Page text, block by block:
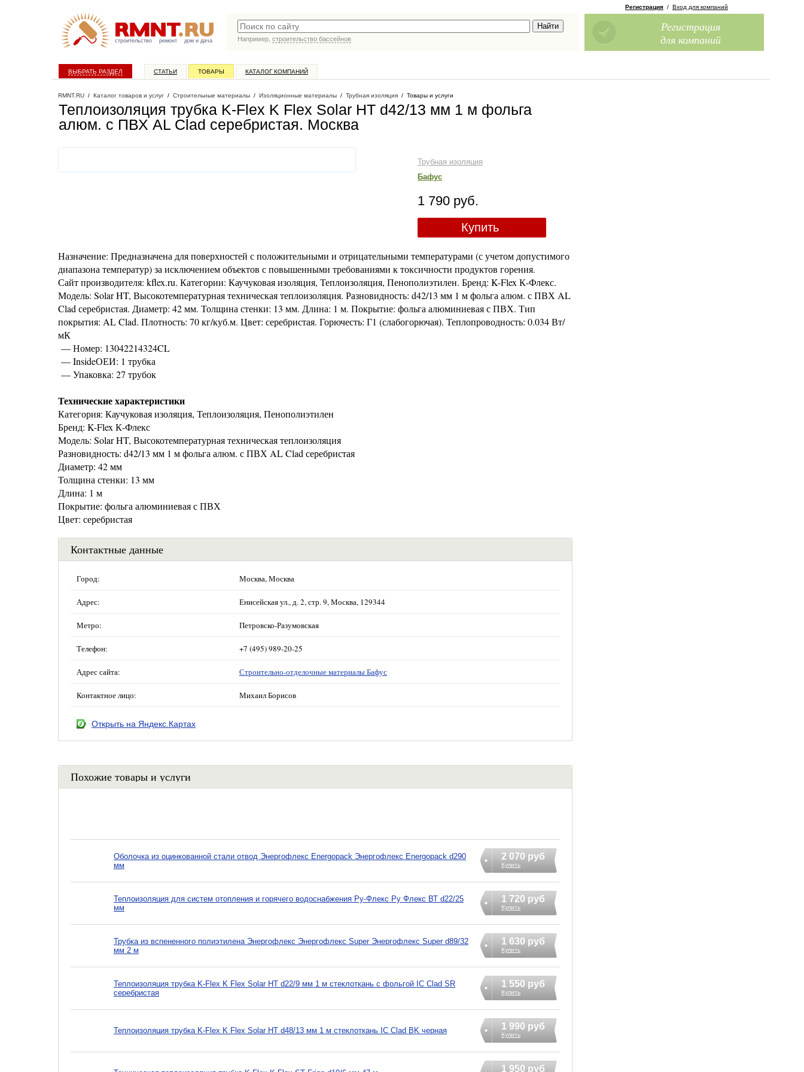
строительство ремонт дом и дача Например, строительство бассейнов
Регистрация / Вход для компаний
Регистрация
для компаний
ВЫБРАТЬ РАЗДЕЛ СТАТЬИ ТОВАРЫ КАТАЛОГ КОМПАНИЙ
RMNT.RU / Каталог товаров и услуг / Строительные материалы / Изоляционные материалы / Трубная изоляция / Товары и услуги
Теплоизоляция трубка K-Flex K Flex Solar HT d42/13 мм 1 м фольга
алюм. с ПВХ AL Clad серебристая. Москва
Трубная изоляция
Бафус
1 790 руб.
Купить
Назначение: Предназначена для поверхностей с положительными и отрицательными температурами (с учетом допустимого
диапазона температур) за исключением объектов с повышенными требованиями к токсичности продуктов горения.
Сайт производителя: kflex.ru. Категории: Каучуковая изоляция, Теплоизоляция, Пенополиэтилен. Бренд: K-Flex К-Флекс.
Модель: Solar HT, Высокотемпературная техническая теплоизоляция. Разновидность: d42/13 мм 1 м фольга алюм. с ПВХ AL
Clad серебристая. Диаметр: 42 мм. Толщина стенки: 13 мм. Длина: 1 м. Покрытие: фольга алюминиевая с ПВХ. Тип
покрытия: AL Clad. Плотность: 70 кг/куб.м. Цвет: серебристая. Горючесть: Г1 (слабогорючая). Теплопроводность: 0.034 Вт/
мК
— Номер: 13042214324CL
— InsideОЕИ: 1 трубка
— Упаковка: 27 трубок
Технические характеристики
Категория: Каучуковая изоляция, Теплоизоляция, Пенополиэтилен
Бренд: K-Flex К-Флекс
Модель: Solar HT, Высокотемпературная техническая теплоизоляция
Разновидность: d42/13 мм 1 м фольга алюм. с ПВХ AL Clad серебристая
Диаметр: 42 мм
Толщина стенки: 13 мм
Длина: 1 м
Покрытие: фольга алюминиевая с ПВХ
Цвет: серебристая
Контактные данные
Город: Москва, Москва
Адрес: Енисейская ул., д. 2, стр. 9, Москва, 129344
Метро: Петровско-Разумовская
Телефон: +7 (495) 989-20-25
Адрес сайта: Строительно-отделочные материалы Бафус
Контактное лицо: Михаил Борисов
Открыть на Яндекс.Картах
Похожие товары и услуги
Оболочка из оцинкованной стали отвод Энергофлекс Energopack Энергофлекс Energopack d290
мм
2 070 руб
Купить
Теплоизоляция для систем отопления и горячего водоснабжения Ру-Флекс Ру Флекс ВТ d22/25
мм
1 720 руб
Купить
Трубка из вспененного полиэтилена Энергофлекс Энергофлекс Super Энергофлекс Super d89/32
мм 2 м
1 630 руб
Купить
Теплоизоляция трубка K-Flex K Flex Solar HT d22/9 мм 1 м стеклоткань c фольгой IC Clad SR
серебристая
1 550 руб
Купить
Теплоизоляция трубка K-Flex K Flex Solar HT d48/13 мм 1 м стеклоткань IC Clad BK черная 1 990 руб
Купить
1 950 руб